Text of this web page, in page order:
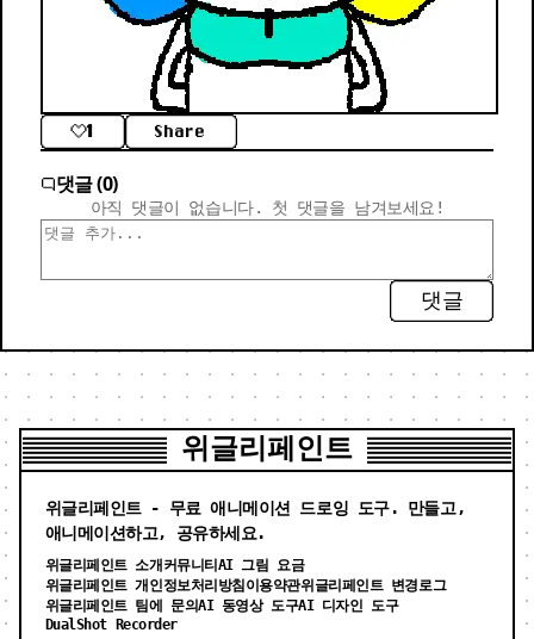
1 Share
댓글 (0)
아직 댓글이 없습니다. 첫 댓글을 남겨보세요!
댓글
위글리페인트
위글리페인트 - 무료 애니메이션 드로잉 도구. 만들고,
애니메이션하고, 공유하세요.
위글리페인트 소개 커뮤니티 AI 그림 요금
위글리페인트 개인정보처리방침 이용약관위글리페인트 변경로그
위글리페인트 팀에 문의AI 동영상 도구AI 디자인 도구
DualShot Recorder